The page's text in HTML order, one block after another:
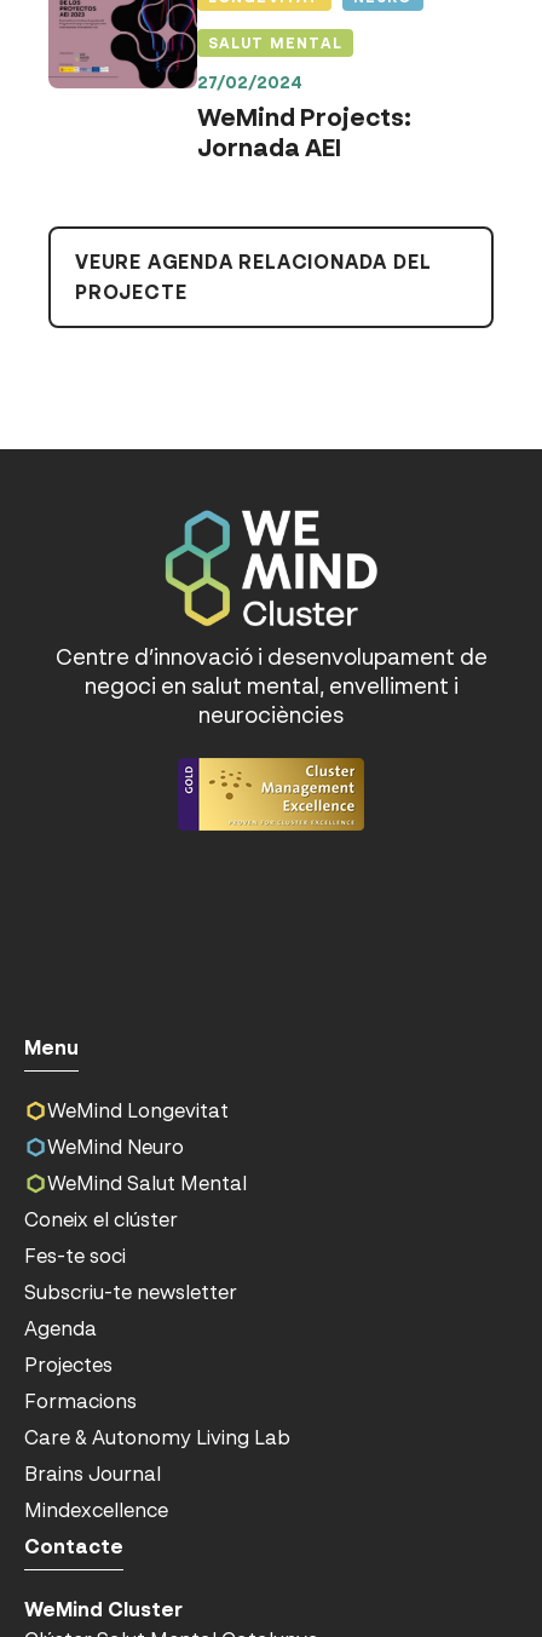
SALUT MENTAL
27/02/2024
WeMind Projects:
Jornada AEI
VEURE AGENDA RELACIONADA DEL
PROJECTE
Centre d’innovació i desenvolupament de
negoci en salut mental, envelliment i
neurociències
Menu
WeMind Longevitat
WeMind Neuro
WeMind Salut Mental
Coneix el clúster
Fes-te soci
Subscriu-te newsletter
Agenda
Projectes
Formacions
Care & Autonomy Living Lab
Brains Journal
Mindexcellence
Contacte
WeMind Cluster